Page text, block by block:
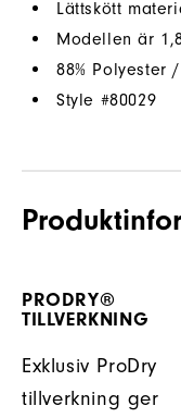
Lättskött
Modellen är
88% Polyester
Style #80029
PRODRY®
TILLVERKNING
Exklusiv ProDry
tillverkning ger